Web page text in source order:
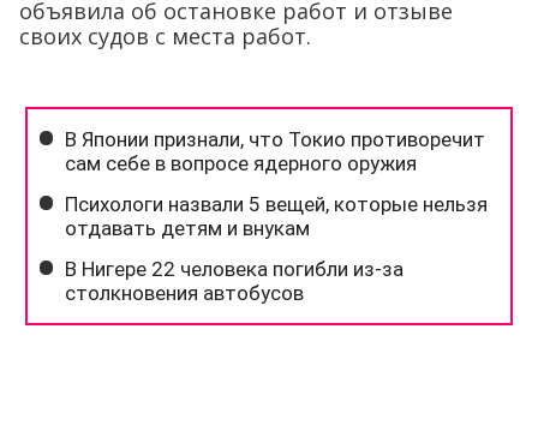
объявила об остановке работ и отзыве
своих судов с места работ.